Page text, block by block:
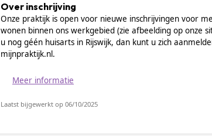
Over inschrijving
Onze praktijk is open voor nieuwe inschrijvingen voor
wonen binnen ons werkgebied (zie afbeelding op onze
u nog géén huisarts in Rijswijk, dan kunt u zich
mijnpraktijk.nl.
Meer informatie
Laatst bijgewerkt op 06/10/2025